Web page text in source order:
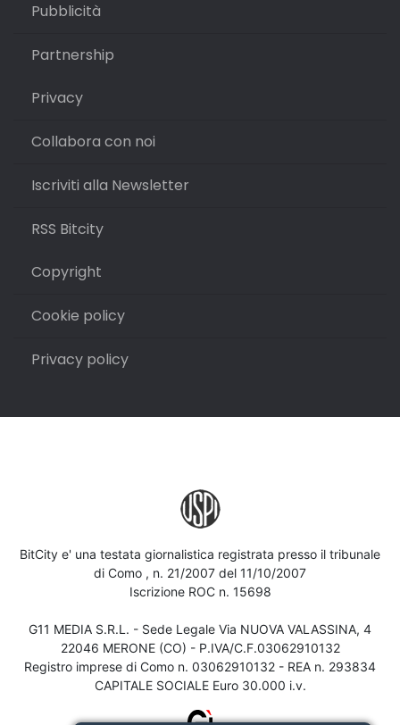
Pubblicità
Partnership
Privacy
Collabora con noi
Iscriviti alla Newsletter
RSS Bitcity
Copyright
Cookie policy
Privacy policy
BitCity e' una testata giornalistica registrata presso il tribunale
di Como , n. 21/2007 del 11/10/2007
Iscrizione ROC n. 15698
G11 MEDIA S.R.L. - Sede Legale Via NUOVA VALASSINA, 4
22046 MERONE (CO) - P.IVA/C.F.03062910132
Registro imprese di Como n. 03062910132 - REA n. 293834
CAPITALE SOCIALE Euro 30.000 i.v.